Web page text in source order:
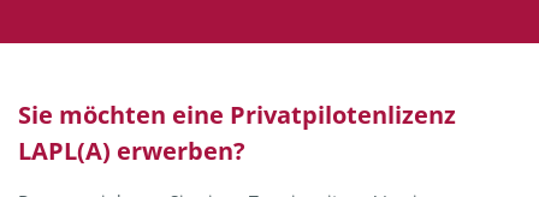
Sie möchten eine Privatpilotenlizenz
LAPL(A) erwerben?